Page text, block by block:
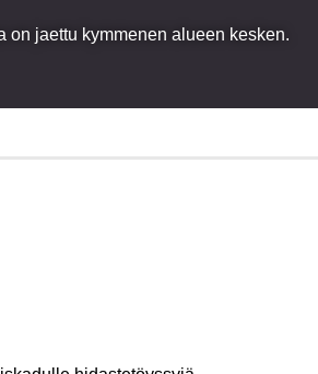
on jaettu kymmenen alueen kesken.